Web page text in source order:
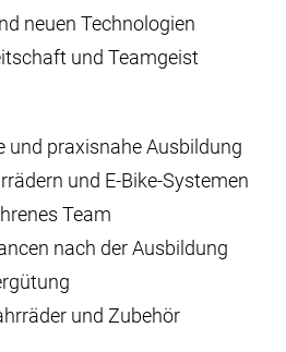
neuen Technologien
und Teamgeist
und praxisnahe Ausbildung
und E-Bike-Systemen
Team
nach der Ausbildung
und Zubehör